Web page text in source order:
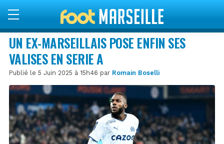
UN EX-MARSEILLAIS POSE ENFIN SES
VALISES EN SERIE A
Publié le 5 Juin 2025 à 15h46 par Romain Boselli